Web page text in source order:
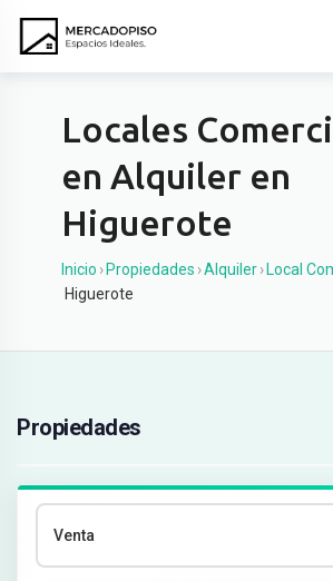
Locales
en Alquiler en
Higuerote
Inicio › Propiedades ›Alquiler› Local
Higuerote
Propiedades